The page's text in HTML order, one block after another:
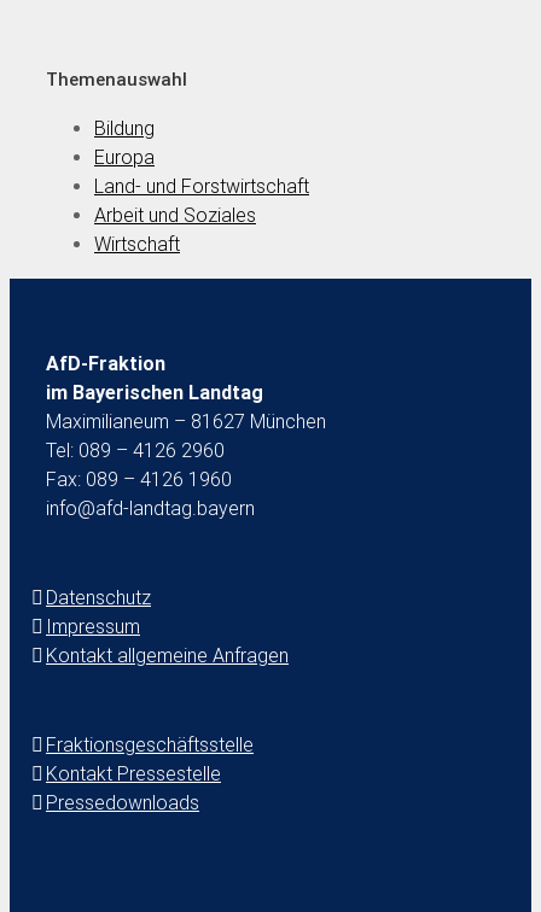
Themenauswahl
Bildung
Europa
Land- und Forstwirtschaft
Arbeit und Soziales
Wirtschaft
AfD-Fraktion
im Bayerischen Landtag
Maximilianeum – 81627 München
Tel: 089 – 4126 2960
Fax: 089 – 4126 1960
info@afd-landtag.bayern
Datenschutz
Impressum
Kontakt allgemeine Anfragen
Fraktionsgeschäftsstelle
Kontakt Pressestelle
Pressedownloads